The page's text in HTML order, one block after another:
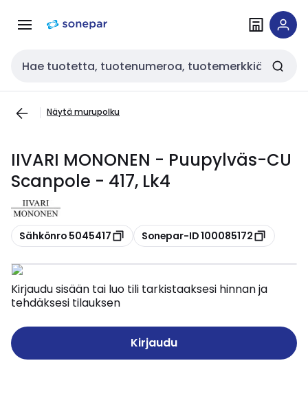
navigointiinsisältöön
Haku
Näytä murupolku
IIVARI MONONEN - Puupylväs-CU
Scanpole - 417, Lk4
Kopioi
Sähkönro 5045417 Kopioi
Sonepar-ID 100085172
Kirjaudu sisään tai luo tili tarkistaaksesi hinnan ja
tehdäksesi tilauksen
Kirjaudu